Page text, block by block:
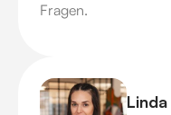
Fragen.